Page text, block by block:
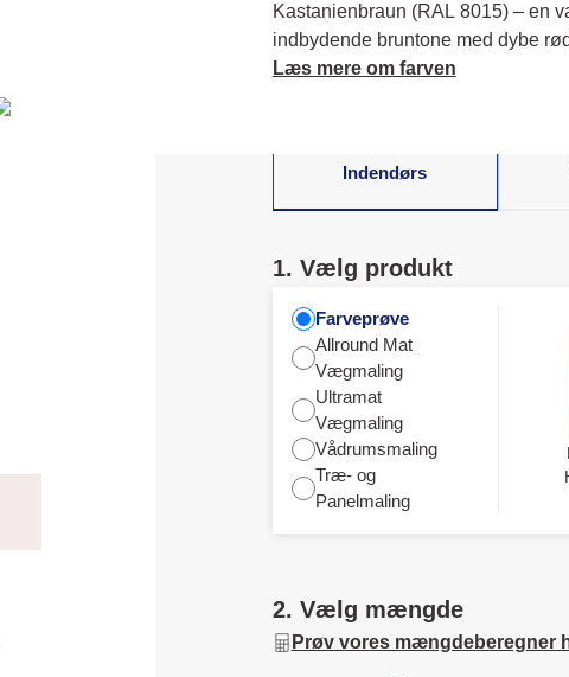
Kastanienbraun (RAL 8015) – en
indbydende bruntone med dybe
som skaber en hyggelig atmosfære
Læs mere om farven
Indendørs
1. Vælg produkt
Farveprøve
Allround Mat
Vægmaling
Ultramat
Vægmaling
Vådrumsmaling
Træ- og
Panelmaling
2. Vælg mængde
Prøv vores mængdeberegner